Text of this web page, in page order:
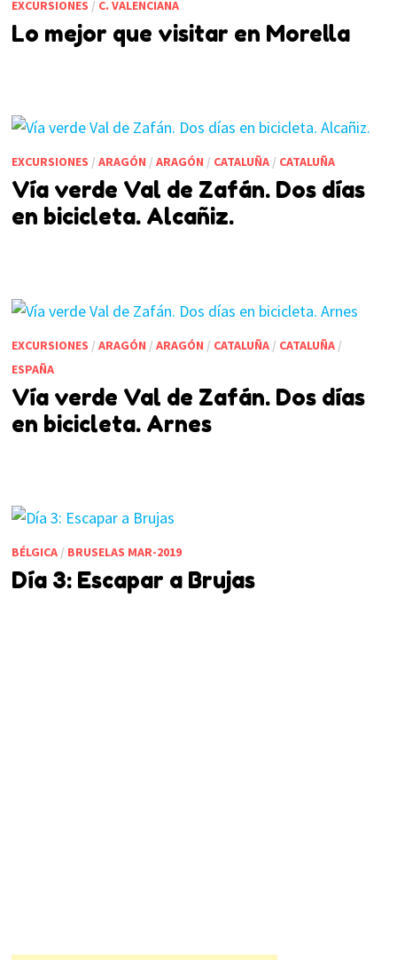
EXCURSIONES / C. VALENCIANA
Lo mejor que visitar en Morella
EXCURSIONES / ARAGÓN / ARAGÓN / CATALUÑA/ CATALUÑA
Vía verde Val de Zafán. Dos días
en bicicleta. Alcañiz.
EXCURSIONES / ARAGÓN / ARAGÓN / CATALUÑA/ CATALUÑA/
ESPAÑA
Vía verde Val de Zafán. Dos días
en bicicleta. Arnes
BÉLGICA/ BRUSELAS MAR-2019
Día 3: Escapar a Brujas